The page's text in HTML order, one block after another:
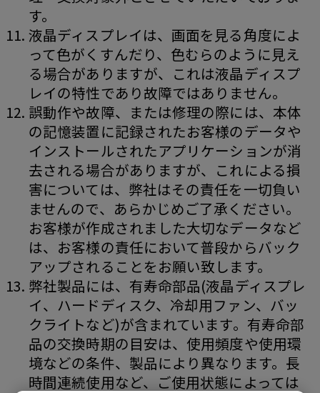
す。
液晶ディスプレイは、画面を見る角度によ
って色がくすんだり、色むらのように見え
る場合がありますが、これは液晶ディスプ
レイの特性であり故障ではありません。
誤動作や故障、または修理の際には、本体
の記憶装置に記録されたお客様のデータや
インストールされたアプリケーションが消
去される場合がありますが、これによる損
害については、弊社はその責任を一切負い
ませんので、あらかじめご了承ください。
お客様が作成されました大切なデータなど
は、お客様の責任において普段からバック
アップされることをお願い致します。
弊社製品には、有寿命部品(液晶ディスプレ
イ、ハードディスク、冷却用ファン、バッ
クライトなど)が含まれています。有寿命部
品の交換時期の目安は、使用頻度や使用環
境などの条件、製品により異なります。長
時間連続使用など、ご使用状態によっては